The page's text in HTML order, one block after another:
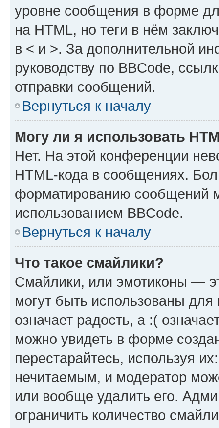
уровне сообщения в форме
на HTML, но теги в нём
в < и >. За дополнительной
руководству по BBCode,
отправки сообщений.
Вернуться к началу
Могу ли я использовать
Нет. На этой конференции
HTML-кода в сообщениях.
форматированию сообщений
использованием BBCode.
Вернуться к началу
Что такое смайлики?
Смайлики, или эмотиконы —
могут быть использованы
означает радость, а :(
можно увидеть в форме
перестарайтесь, используя
нечитаемым, и модератор
или вообще удалить его.
ограничить количество